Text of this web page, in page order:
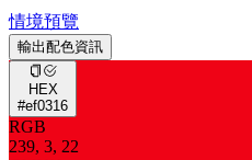
情境預覽
輸出配色資訊
HEX
#ef0316
RGB
239, 3, 22